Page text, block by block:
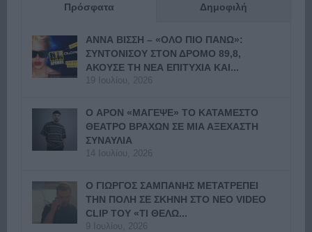
Πρόσφατα Δημοφιλή
ΑΝΝΑ ΒΙΣΣΗ – «ΟΛΟ ΠΙΟ ΠΑΝΩ»:
ΣΥΝΤΟΝΙΣΟΥ ΣΤΟΝ ΔΡΟΜΟ 89,8,
ΑΚΟΥΣΕ ΤΗ ΝΕΑ ΕΠΙΤΥΧΙΑ ΚΑΙ...
19 Ιουλίου, 2026
Ο APON «ΜΑΓΕΨΕ» ΤΟ ΚΑΤΑΜΕΣΤΟ
ΘΕΑΤΡΟ ΒΡΑΧΩΝ ΣΕ ΜΙΑ ΑΞΕΧΑΣΤΗ
ΣΥΝΑΥΛΙΑ
14 Ιουλίου, 2026
Ο ΓΙΩΡΓΟΣ ΣΑΜΠΑΝΗΣ ΜΕΤΑΤΡΕΠΕΙ
ΤΗΝ ΠΟΛΗ ΣΕ ΣΚΗΝΗ ΣΤΟ ΝΕΟ VIDEO
CLIP ΤΟΥ «ΤΙ ΘΕΛΩ...
9 Ιουλίου, 2026